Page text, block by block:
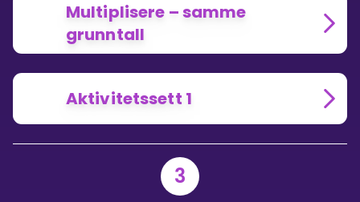
Multiplisere – samme
grunntall
Aktivitetssett 1
3